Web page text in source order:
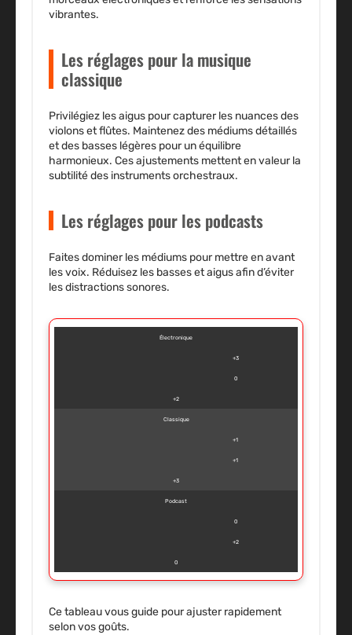
vibrantes.
Les réglages pour la musique
classique
Privilégiez les aigus pour capturer les nuances des
violons et flûtes. Maintenez des médiums détaillés
et des basses légères pour un équilibre
harmonieux. Ces ajustements mettent en valeur la
subtilité des instruments orchestraux.
Les réglages pour les podcasts
Faites dominer les médiums pour mettre en avant
les voix. Réduisez les basses et aigus afin d’éviter
les distractions sonores.
Électronique
+3
0
+2
Classique
+1
+1
+3
Podcast
0
+2
0
Ce tableau vous guide pour ajuster rapidement
selon vos goûts.